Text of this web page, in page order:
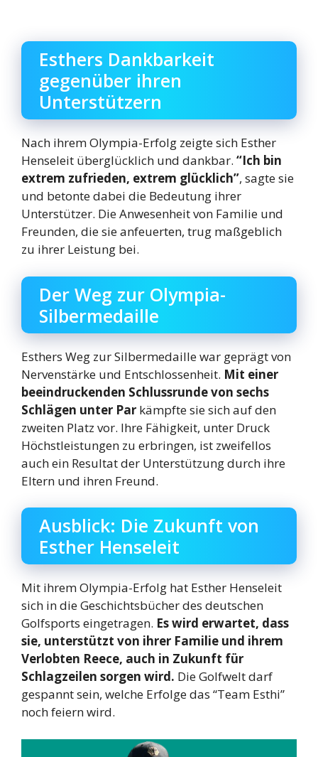
Esthers Dankbarkeit
gegenüber ihren
Unterstützern
Nach ihrem Olympia-Erfolg zeigte sich Esther
Henseleit überglücklich und dankbar. “Ich bin
extrem zufrieden, extrem glücklich”, sagte sie
und betonte dabei die Bedeutung ihrer
Unterstützer. Die Anwesenheit von Familie und
Freunden, die sie anfeuerten, trug maßgeblich
zu ihrer Leistung bei.
Der Weg zur Olympia-
Silbermedaille
Esthers Weg zur Silbermedaille war geprägt von
Nervenstärke und Entschlossenheit. Mit einer
beeindruckenden Schlussrunde von sechs
Schlägen unter Par kämpfte sie sich auf den
zweiten Platz vor. Ihre Fähigkeit, unter Druck
Höchstleistungen zu erbringen, ist zweifellos
auch ein Resultat der Unterstützung durch ihre
Eltern und ihren Freund.
Ausblick: Die Zukunft von
Esther Henseleit
Mit ihrem Olympia-Erfolg hat Esther Henseleit
sich in die Geschichtsbücher des deutschen
Golfsports eingetragen. Es wird erwartet, dass
sie, unterstützt von ihrer Familie und ihrem
Verlobten Reece, auch in Zukunft für
Schlagzeilen sorgen wird. Die Golfwelt darf
gespannt sein, welche Erfolge das “Team Esthi”
noch feiern wird.